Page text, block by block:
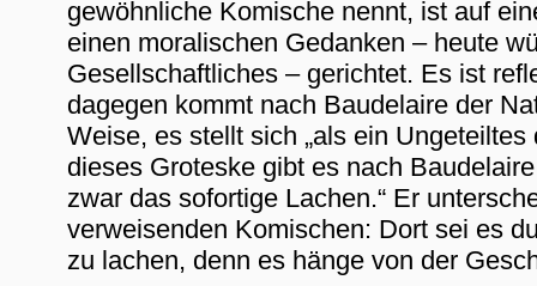
gewöhnliche Komische nennt, ist auf
einen moralischen Gedanken – heute
Gesellschaftliches – gerichtet. Es ist
dagegen kommt nach Baudelaire der
Weise, es stellt sich „als ein
dieses Groteske gibt es nach
zwar das sofortige Lachen.“ Er
verweisenden Komischen: Dort sei es
zu lachen, denn es hänge von der